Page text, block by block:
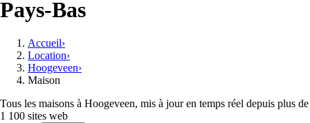
Pays-Bas
Accueil›
Location›
Hoogeveen›
Maison
Tous les maisons à Hoogeveen, mis à jour en temps réel depuis plus de
1 100 sites web